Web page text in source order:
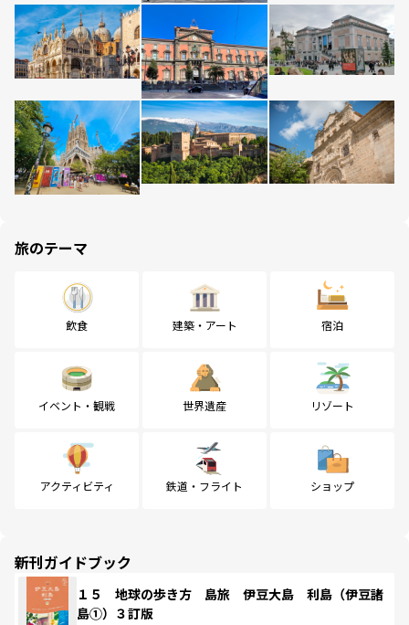
旅のテーマ
飲食 建築・アート 宿泊
イベント・観戦 世界遺産 リゾート
アクティビティ 鉄道・フライト ショップ
新刊ガイドブック
１５ 地球の歩き方 島旅 伊豆大島 利島（伊豆諸
島①）３訂版